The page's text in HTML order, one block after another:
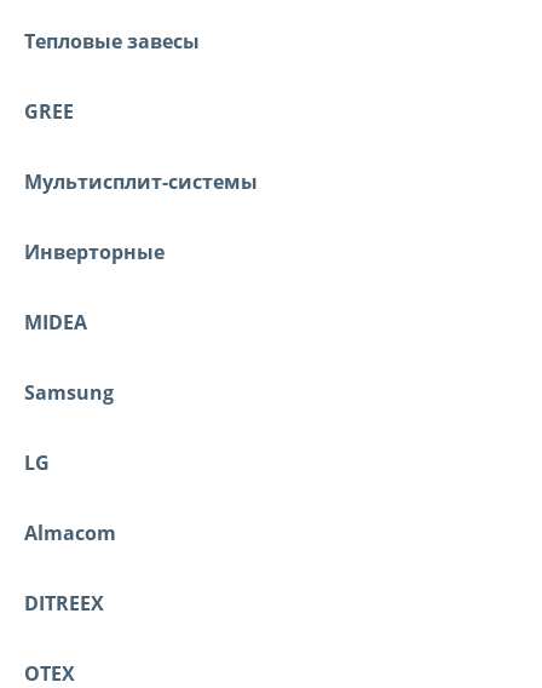
Тепловые завесы
GREE
Мультисплит-системы
Инверторные
MIDEA
Samsung
LG
Almacom
DITREEX
OTEX